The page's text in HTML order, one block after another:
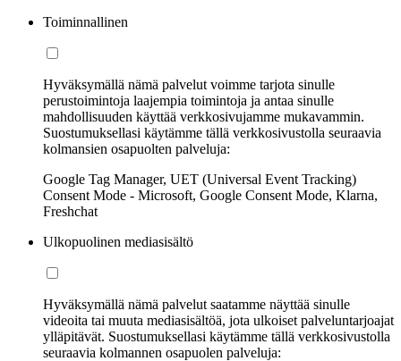
Toiminnallinen
Hyväksymällä nämä palvelut voimme tarjota sinulle
perustoimintoja laajempia toimintoja ja antaa sinulle
mahdollisuuden käyttää verkkosivujamme mukavammin.
Suostumuksellasi käytämme tällä verkkosivustolla seuraavia
kolmansien osapuolten palveluja:
Google Tag Manager, UET (Universal Event Tracking)
Consent Mode - Microsoft, Google Consent Mode, Klarna,
Freshchat
Ulkopuolinen mediasisältö
Hyväksymällä nämä palvelut saatamme näyttää sinulle
videoita tai muuta mediasisältöä, jota ulkoiset palveluntarjoajat
ylläpitävät. Suostumuksellasi käytämme tällä verkkosivustolla
seuraavia kolmannen osapuolen palveluja: